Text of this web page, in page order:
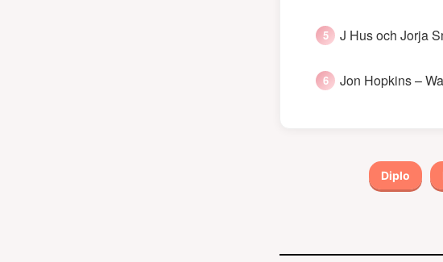
J Hus och Jorja
Jon Hopkins –
Diplo